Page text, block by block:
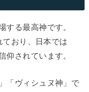
する最高神です。
おり、日本では
仰されています。
「ヴィシュヌ神」で